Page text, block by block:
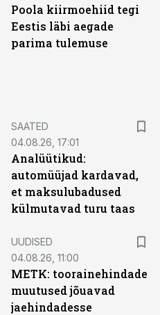
Poola kiirmoehiid tegi
Eestis läbi aegade
parima tulemuse
SAATED
04.08.26, 17:01
Analüütikud:
automüüjad kardavad,
et maksulubadused
külmutavad turu taas
UUDISED
04.08.26, 11:00
METK: toorainehindade
muutused jõuavad
jaehindadesse